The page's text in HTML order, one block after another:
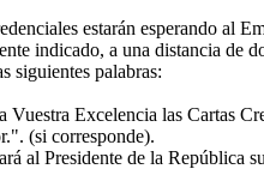
estarán esperando al
indicado, a una distancia de
siguientes palabras:
Excelencia las Cartas
(si corresponde).
al Presidente de la República